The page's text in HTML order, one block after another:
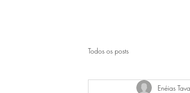
Todos os posts
Enéias